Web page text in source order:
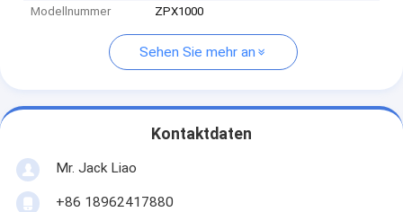
Modellnummer
ZPX1000
Sehen Sie mehr an
Kontaktdaten
Mr. Jack Liao
+86 18962417880